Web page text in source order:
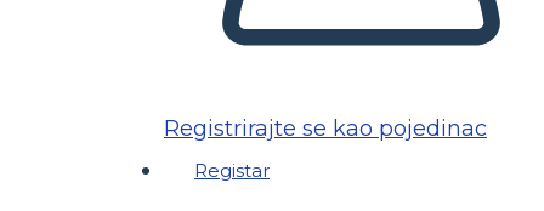
Registrirajte se kao pojedinac
Registar